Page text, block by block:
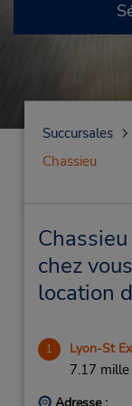
Succursales
Chassieu
chez
location
1 Lyon-St
7.17 mille